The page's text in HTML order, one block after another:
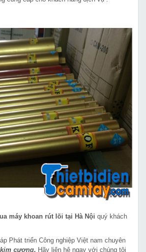
máy khoan rút lõi tại Hà Nội quý khách
Phát triển Công nghiệp Việt nam chuyên
cương. Hãy liên hệ ngay với chúng tôi